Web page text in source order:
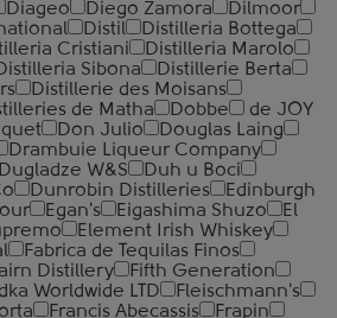
Diageo Diego Zamora
Dilmoor
Distil
Distilleria Bottega
Cristiani
Distilleria Marolo
Sibona
Distillerie Berta
Distillerie des Moisans
de Matha Dobbe
de JOY
Don Julio
Douglas Laing
Drambuie Liqueur Company
Dugladze W&S
Duh u Boci
Dunrobin Distilleries
Edinburgh
Egan's Eigashima Shuzo
El
Element Irish Whiskey
Fabrica de Tequilas Finos
Distillery
Fifth Generation
Worldwide LTD
Fleischmann's
Francis Abecassis
Frapin